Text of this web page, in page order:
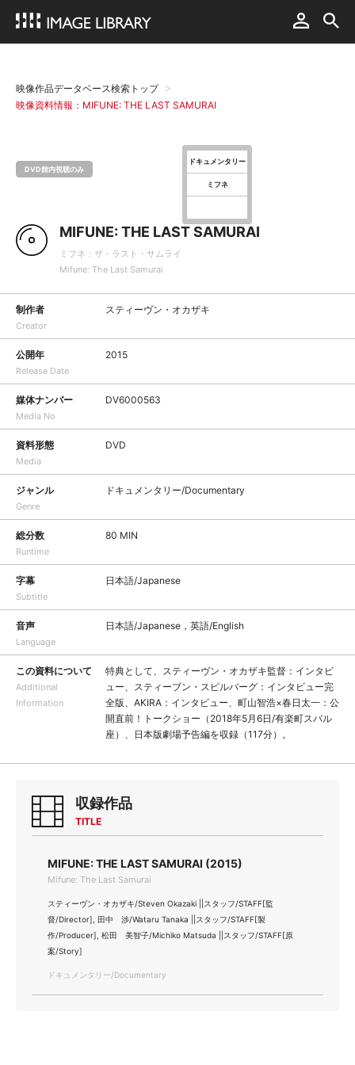
映像作品データベース検索トップ
映像資料情報：MIFUNE: THE LAST SAMURAI
DVD館内視聴のみ
ドキュメンタリー
ミフネ
MIFUNE: THE LAST SAMURAI
ミフネ：ザ・ラスト・サムライ
Mifune: The Last Samurai
制作者
Creator
スティーヴン・オカザキ
公開年
Release Date
2015
媒体ナンバー
Media No
DV6000563
資料形態
Media
DVD
ジャンル
Genre
ドキュメンタリー/Documentary
総分数
Runtime
80 MIN
字幕
Subtitle
日本語/Japanese
音声
Language
日本語/Japanese，英語/English
この資料について
Additional
Information
特典として、スティーヴン・オカザキ監督：インタビ
ュー、スティーブン・スピルバーグ：インタビュー完
全版、AKIRA：インタビュー、町山智浩×春日太一：公
開直前！トークショー（2018年5月6日/有楽町スバル
座）、日本版劇場予告編を収録（117分）。
収録作品
TITLE
MIFUNE: THE LAST SAMURAI (2015)
Mifune: The Last Samurai
スティーヴン・オカザキ/Steven Okazaki ||スタッフ/STAFF[監
督/Director], 田中 渉/Wataru Tanaka ||スタッフ/STAFF[製
作/Producer], 松田 美智子/Michiko Matsuda ||スタッフ/STAFF[原
案/Story]
ドキュメンタリー/Documentary